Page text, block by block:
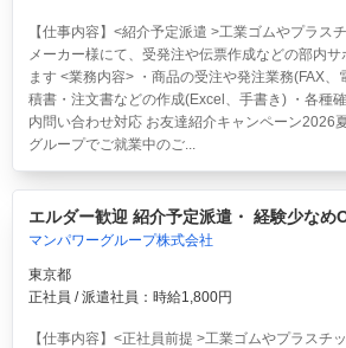
【仕事内容】<紹介予定派遣 >工業ゴムやプラス
メーカー様にて、受発注や伝票作成などの部内
ます <業務内容> ・商品の受注や発注業務(FAX、
積書・注文書などの作成(Excel、手書き) ・各種
内問い合わせ対応 お友達紹介キャンペーン2026
グループでご就業中のご...
エルダー歓迎 紹介予定派遣・ 経験少なめ
マンパワーグループ株式会社
東京都
正社員 / 派遣社員：時給1,800円
【仕事内容】<正社員前提 >工業ゴムやプラスチ